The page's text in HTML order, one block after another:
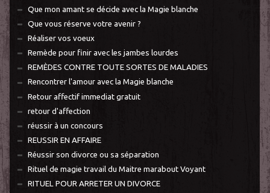
Que mon amant se décide avec la Magie blanche
Que vous réserve votre avenir ?
Réaliser vos voeux
Remède pour finir avec les jambes lourdes
REMÈDES CONTRE TOUTE SORTES DE MALADIES
Rencontrer l'amour avec la Magie blanche
Retour affectif immediat gratuit
retour d'affection
réussir à un concours
REUSSIR EN AFFAIRE
Réussir son divorce ou sa séparation
Rituel de magie travail du Maitre marabout Voyant
RITUEL POUR ARRETER UN DIVORCE